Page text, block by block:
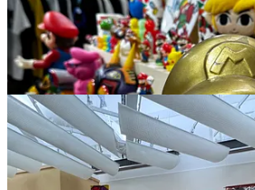
Une série de photos prises par Marc d’un
à Tokyo, où il a été possible pendant
d’apprendre à jouer aux cartes
des temps par Nintendo.👇